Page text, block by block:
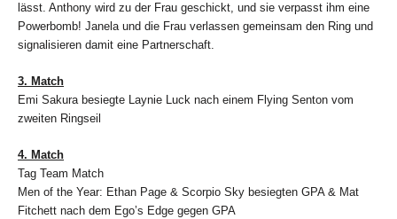
lässt. Anthony wird zu der Frau geschickt, und sie verpasst ihm eine
Powerbomb! Janela und die Frau verlassen gemeinsam den Ring und
signalisieren damit eine Partnerschaft.
3. Match
Emi Sakura besiegte Laynie Luck nach einem Flying Senton vom
zweiten Ringseil
4. Match
Tag Team Match
Men of the Year: Ethan Page & Scorpio Sky besiegten GPA & Mat
Fitchett nach dem Ego’s Edge gegen GPA